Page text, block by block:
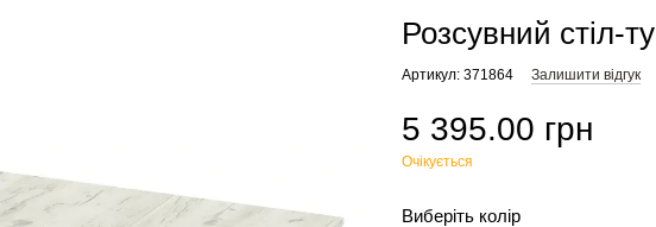
Розсувний стіл-
Артикул: 371864 Залишити відгук
5 395.00 грн
Очікується
Виберіть колір